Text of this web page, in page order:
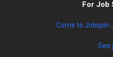
For Job
Come to Jobspin
See